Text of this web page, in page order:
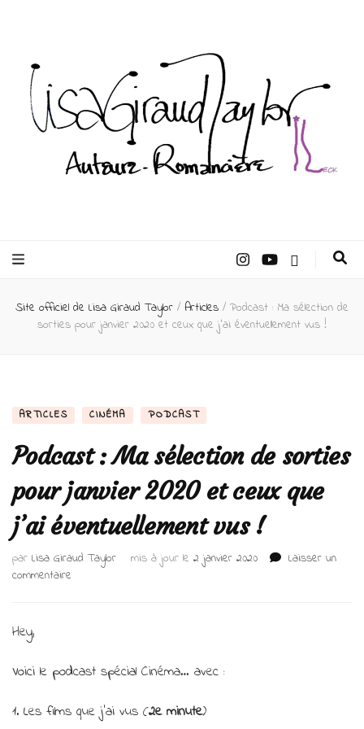
Taylor –
Auteur
Site officiel de Lisa Giraud Taylor / Articles / Podcast : Ma sélection de
sorties pour janvier 2020 et ceux que j’ai éventuellement vus !
ARTICLES CINÉMA PODCAST
Podcast : Ma sélection de sorties
pour janvier 2020 et ceux que
j’ai éventuellement vus !
par Lisa Giraud Taylor mis à jour le 2 janvier 2020
Laisser un
commentaire
sorties
janvier
Hey,
Voici le podcast spécial Cinéma… avec :
1. Les films que j’ai vus (2e minute)